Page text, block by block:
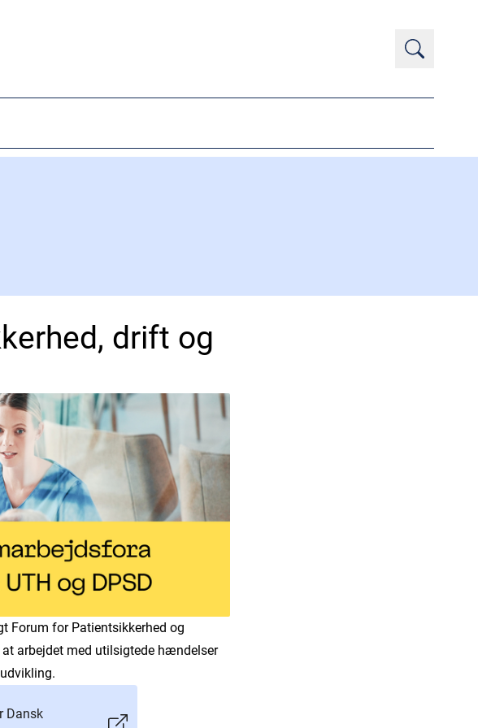
drift og
Forum for Patientsikkerhed og
arbejdet med utilsigtede hændelser
Dansk